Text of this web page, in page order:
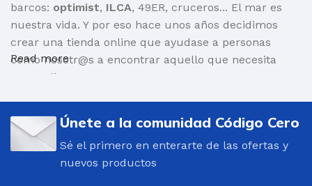
barcos: optimist, ILCA, 49ER, cruceros... El mar es
nuestra vida. Y por eso hace unos años decidimos
crear una tienda online que ayudase a personas
como nosotr@s a encontrar aquello que necesita
para salir a navegar.
mástiles, cascos, velas, carros de varada, repuestos...
Pero también ropa para navegar técnicay altamente
eficiente:trajes de neopreno
Read more
Únete a la comunidad Código Cero
Sé el primero en enterarte de las ofertas y
nuevos productos